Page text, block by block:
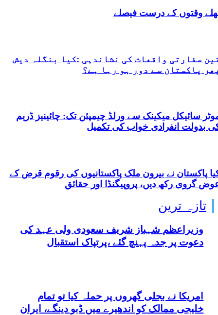
تازہ ترین
وزیراعظم شہباز شریف سعودی ولی عہد کی
دعوت پر جدہ پہنچ گئے ،پرتپاک استقبال
امریکا نے بجلی گھروں پر حملہ کیا تو تمام
خلیجی ممالک کو اندھیرے میں ڈبو دینگے، ایران
وقتوں کے درست فیصلے
سفارتی واقعات کی نشاندہی :کیا بنگلہ دیش
پاکستان سے دور ہو رہا ہے؟
سائیکل میکینک سے ورلڈ چیمپئن تک: چائینیز ڈریم
بدولت انفرادی خواب کی تکمیل
پاکستان نے بیرون ملک پاکستانیوں کی رقوم قرض کے
گروی رکھ دیں، پروپیگنڈا اور حقائق